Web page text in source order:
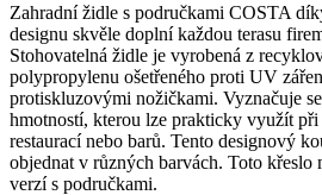
Zahradní židle s područkami COSTA
designu skvěle doplní každou terasu
Stohovatelná židle je vyrobená z
polypropylenu ošetřeného proti UV
protiskluzovými nožičkami. Vyznačuje
hmotností, kterou lze prakticky využít při
restaurací nebo barů. Tento designový
objednat v různých barvách. Toto křeslo
verzí s područkami.